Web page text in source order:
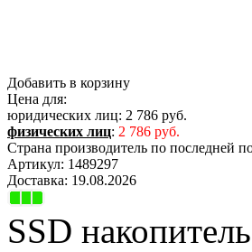
Добавить в корзину
Цена для:
юридических лиц: 2 786 руб.
физических лиц: 2 786 руб.
Страна производитель по последней
Артикул: 1489297
Доставка: 19.08.2026
SSD накопитель